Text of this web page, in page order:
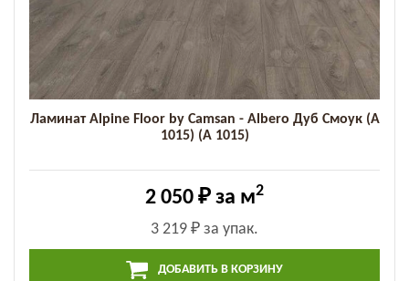
Ламинат Alpine Floor by Camsan - Albero Дуб Смоук (A
1015) (A 1015)
2 050 ₽ за м2
3 219 ₽ за упак.
ДОБАВИТЬ В КОРЗИНУ